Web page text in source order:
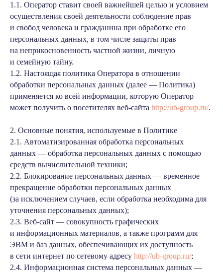
1.1. Оператор ставит своей важнейшей целью и условием
осуществления своей деятельности соблюдение прав
и свобод человека и гражданина при обработке его
персональных данных, в том числе защиты прав
на неприкосновенность частной жизни, личную
и семейную тайну.
1.2. Настоящая политика Оператора в отношении
обработки персональных данных (далее — Политика)
применяется ко всей информации, которую Оператор
может получить о посетителях веб-сайта http://ub-group.ru/.
2. Основные понятия, используемые в Политике
2.1. Автоматизированная обработка персональных
данных — обработка персональных данных с помощью
средств вычислительной техники;
2.2. Блокирование персональных данных — временное
прекращение обработки персональных данных
(за исключением случаев, если обработка необходима для
уточнения персональных данных);
2.3. Веб-сайт — совокупность графических
и информационных материалов, а также программ для
ЭВМ и баз данных, обеспечивающих их доступность
в сети интернет по сетевому адресу http://ub-group.ru/;
2.4. Информационная система персональных данных —